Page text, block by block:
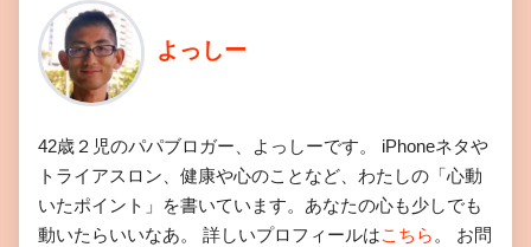
よっしー
42歳２児のパパブロガー、よっしーです。 iPhoneネタや
トライアスロン、健康や心のことなど、わたしの「心動
いたポイント」を書いています。あなたの心も少しでも
動いたらいいなあ。 詳しいプロフィールはこちら。 お問